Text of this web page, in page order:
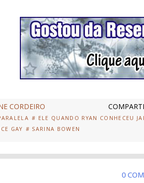
CORDEIRO
# ELE QUANDO RYAN CONHECEU
GAY # SARINA BOWEN
0